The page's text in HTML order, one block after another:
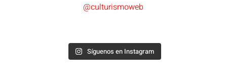
@culturismoweb
Síguenos en Instagram